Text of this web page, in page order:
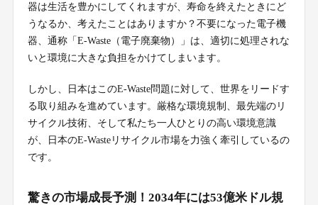
器は生活を豊かにしてくれますが、寿命を終えたときにど
うなるか、考えたことはありますか？不要になった電子機
器、通称「E-Waste（電子廃棄物）」は、適切に処理されな
いと環境に大きな負担をかけてしまいます。
しかし、日本はこのE-Waste問題に対して、世界をリードす
る取り組みを進めています。厳格な環境規制、最先端のリ
サイクル技術、そして私たち一人ひとりの高い環境意識
が、日本のE-Wasteリサイクル市場を力強く牽引しているの
です。
驚きの市場成長予測！2034年には53億米ドル規